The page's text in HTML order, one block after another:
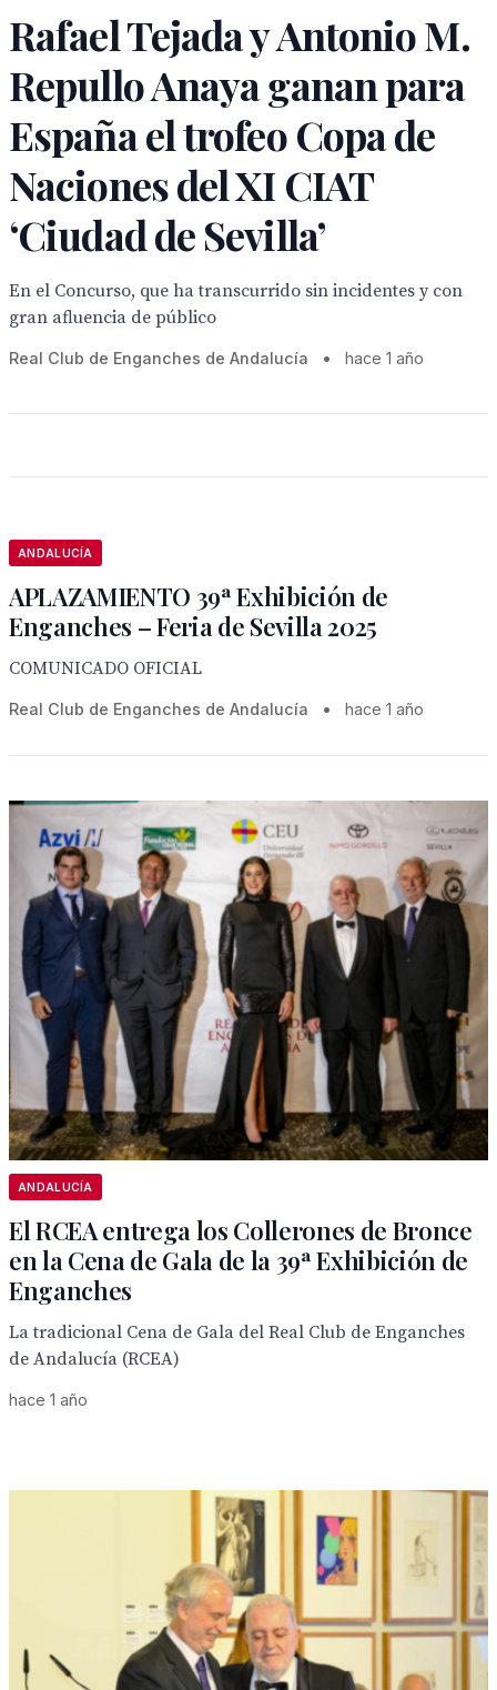
Rafael Tejada y Antonio M.
Repullo Anaya ganan para
España el trofeo Copa de
Naciones del XI CIAT
‘Ciudad de Sevilla’
En el Concurso, que ha transcurrido sin incidentes y con
gran afluencia de público
Real Club de Enganches de Andalucía • hace 1 año
ANDALUCÍA
APLAZAMIENTO 39ª Exhibición de
Enganches – Feria de Sevilla 2025
COMUNICADO OFICIAL
Real Club de Enganches de Andalucía • hace 1 año
ANDALUCÍA
El RCEA entrega los Collerones de Bronce
en la Cena de Gala de la 39ª Exhibición de
Enganches
La tradicional Cena de Gala del Real Club de Enganches
de Andalucía (RCEA)
hace 1 año